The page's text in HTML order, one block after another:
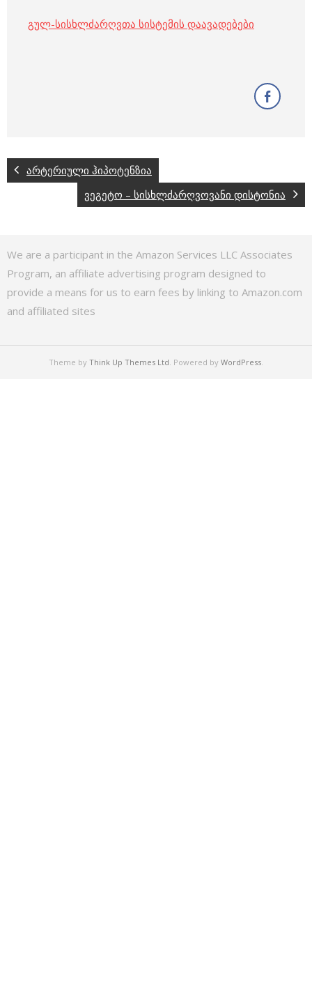
გულ-სისხლძარღვთა სისტემის დაავადებები
არტერიული ჰიპოტენზია
ვეგეტო – სისხლძარღვოვანი დისტონია
We are a participant in the Amazon Services LLC Associates
Program, an affiliate advertising program designed to
provide a means for us to earn fees by linking to Amazon.com
and affiliated sites
Theme by Think Up Themes Ltd. Powered by WordPress.